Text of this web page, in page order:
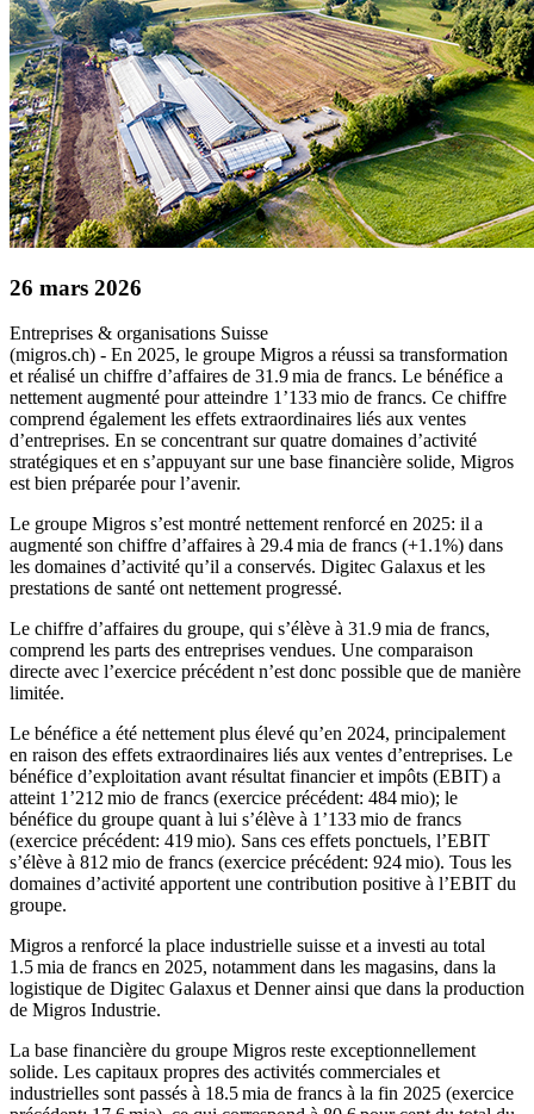
26 mars 2026
Entreprises & organisations Suisse
(migros.ch) - En 2025, le groupe Migros a réussi sa transformation
et réalisé un chiffre d’affaires de 31.9 mia de francs. Le bénéfice a
nettement augmenté pour atteindre 1’133 mio de francs. Ce chiffre
comprend également les effets extraordinaires liés aux ventes
d’entreprises. En se concentrant sur quatre domaines d’activité
stratégiques et en s’appuyant sur une base financière solide, Migros
est bien préparée pour l’avenir.
Le groupe Migros s’est montré nettement renforcé en 2025: il a
augmenté son chiffre d’affaires à 29.4 mia de francs (+1.1%) dans
les domaines d’activité qu’il a conservés. Digitec Galaxus et les
prestations de santé ont nettement progressé.
Le chiffre d’affaires du groupe, qui s’élève à 31.9 mia de francs,
comprend les parts des entreprises vendues. Une comparaison
directe avec l’exercice précédent n’est donc possible que de manière
limitée.
Le bénéfice a été nettement plus élevé qu’en 2024, principalement
en raison des effets extraordinaires liés aux ventes d’entreprises. Le
bénéfice d’exploitation avant résultat financier et impôts (EBIT) a
atteint 1’212 mio de francs (exercice précédent: 484 mio); le
bénéfice du groupe quant à lui s’élève à 1’133 mio de francs
(exercice précédent: 419 mio). Sans ces effets ponctuels, l’EBIT
s’élève à 812 mio de francs (exercice précédent: 924 mio). Tous les
domaines d’activité apportent une contribution positive à l’EBIT du
groupe.
Migros a renforcé la place industrielle suisse et a investi au total
1.5 mia de francs en 2025, notamment dans les magasins, dans la
logistique de Digitec Galaxus et Denner ainsi que dans la production
de Migros Industrie.
La base financière du groupe Migros reste exceptionnellement
solide. Les capitaux propres des activités commerciales et
industrielles sont passés à 18.5 mia de francs à la fin 2025 (exercice